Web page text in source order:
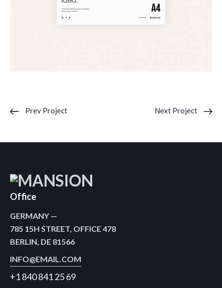
Prev Project Next Project
Office
GERMANY —
785 15H STREET, OFFICE 478
BERLIN, DE 81566
INFO@EMAIL.COM
+1 840 841 25 69